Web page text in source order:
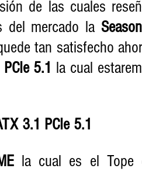
de las cuales
del mercado la
tan satisfecho
5.1 la cual
3.1 PCIe 5.1
la cual es el Tope